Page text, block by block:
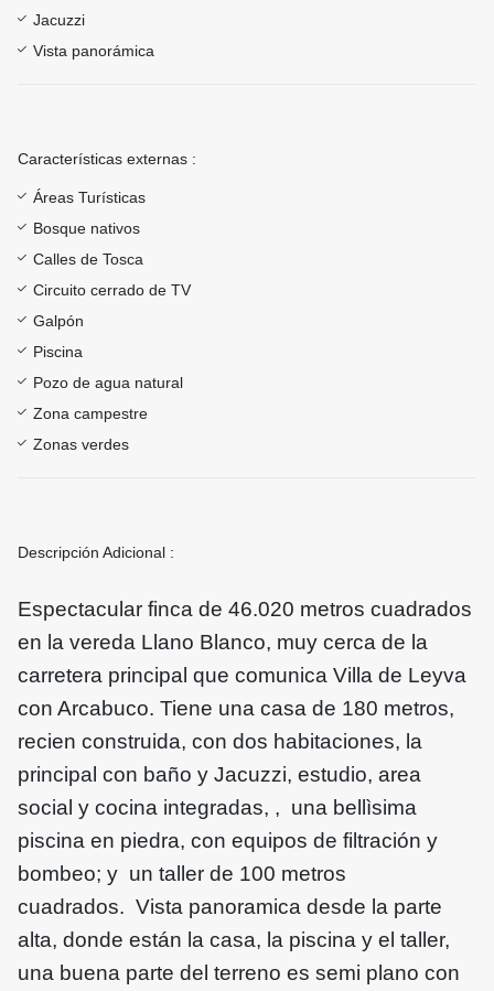
Jacuzzi
Vista panorámica
Características externas :
Áreas Turísticas
Bosque nativos
Calles de Tosca
Circuito cerrado de TV
Galpón
Piscina
Pozo de agua natural
Zona campestre
Zonas verdes
Descripción Adicional :
Espectacular finca de 46.020 metros cuadrados
en la vereda Llano Blanco, muy cerca de la
carretera principal que comunica Villa de Leyva
con Arcabuco. Tiene una casa de 180 metros,
recien construida, con dos habitaciones, la
principal con baño y Jacuzzi, estudio, area
social y cocina integradas, , una bellìsima
piscina en piedra, con equipos de filtración y
bombeo; y un taller de 100 metros
cuadrados. Vista panoramica desde la parte
alta, donde están la casa, la piscina y el taller,
una buena parte del terreno es semi plano con